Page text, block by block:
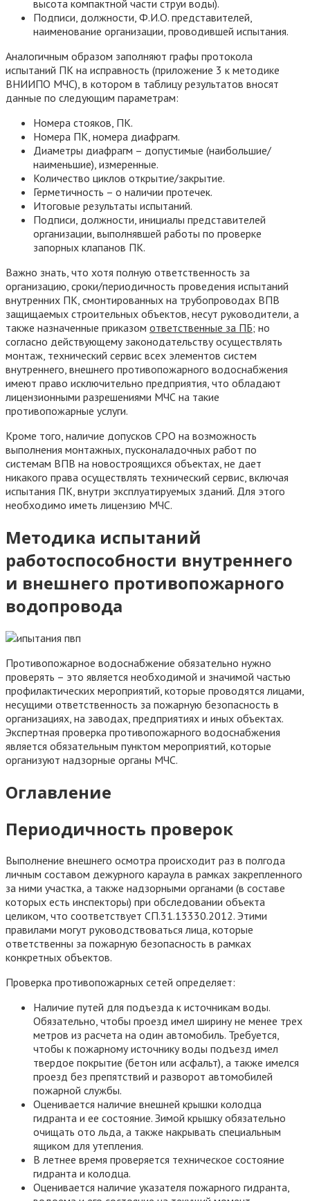
высота компактной части струи воды).
Подписи, должности, Ф.И.О. представителей,
наименование организации, проводившей испытания.
Аналогичным образом заполняют графы протокола
испытаний ПК на исправность (приложение 3 к методике
ВНИИПО МЧС), в котором в таблицу результатов вносят
данные по следующим параметрам:
Номера стояков, ПК.
Номера ПК, номера диафрагм.
Диаметры диафрагм – допустимые (наибольшие/
наименьшие), измеренные.
Количество циклов открытие/закрытие.
Герметичность – о наличии протечек.
Итоговые результаты испытаний.
Подписи, должности, инициалы представителей
организации, выполнявшей работы по проверке
запорных клапанов ПК.
Важно знать, что хотя полную ответственность за
организацию, сроки/периодичность проведения испытаний
внутренних ПК, смонтированных на трубопроводах ВПВ
защищаемых строительных объектов, несут руководители, а
также назначенные приказом ответственные за ПБ; но
согласно действующему законодательству осуществлять
монтаж, технический сервис всех элементов систем
внутреннего, внешнего противопожарного водоснабжения
имеют право исключительно предприятия, что обладают
лицензионными разрешениями МЧС на такие
противопожарные услуги.
Кроме того, наличие допусков СРО на возможность
выполнения монтажных, пусконаладочных работ по
системам ВПВ на новостроящихся объектах, не дает
никакого права осуществлять технический сервис, включая
испытания ПК, внутри эксплуатируемых зданий. Для этого
необходимо иметь лицензию МЧС.
Методика испытаний
работоспособности внутреннего
и внешнего противопожарного
водопровода
Противопожарное водоснабжение обязательно нужно
проверять – это является необходимой и значимой частью
профилактических мероприятий, которые проводятся лицами,
несущими ответственность за пожарную безопасность в
организациях, на заводах, предприятиях и иных объектах.
Экспертная проверка противопожарного водоснабжения
является обязательным пунктом мероприятий, которые
организуют надзорные органы МЧС.
Оглавление
Периодичность проверок
Выполнение внешнего осмотра происходит раз в полгода
личным составом дежурного караула в рамках закрепленного
за ними участка, а также надзорными органами (в составе
которых есть инспекторы) при обследовании объекта
целиком, что соответствует СП.31.13330.2012. Этими
правилами могут руководствоваться лица, которые
ответственны за пожарную безопасность в рамках
конкретных объектов.
Проверка противопожарных сетей определяет:
Наличие путей для подъезда к источникам воды.
Обязательно, чтобы проезд имел ширину не менее трех
метров из расчета на один автомобиль. Требуется,
чтобы к пожарному источнику воды подъезд имел
твердое покрытие (бетон или асфальт), а также имелся
проезд без препятствий и разворот автомобилей
пожарной службы.
Оценивается наличие внешней крышки колодца
гидранта и ее состояние. Зимой крышку обязательно
очищать ото льда, а также накрывать специальным
ящиком для утепления.
В летнее время проверяется техническое состояние
гидранта и колодца.
Оценивается наличие указателя пожарного гидранта,